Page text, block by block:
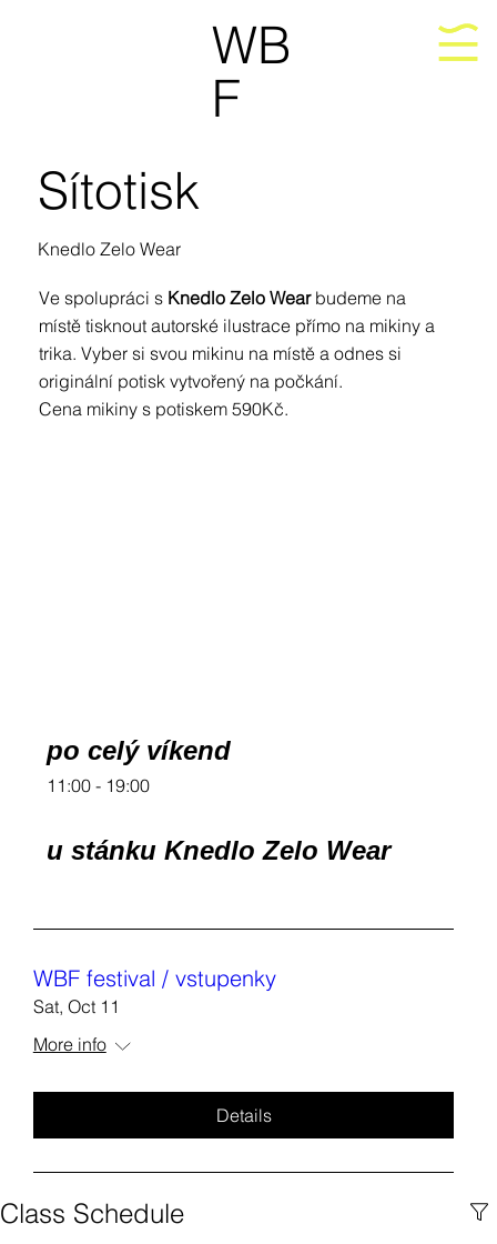
WB
F
Sítotisk
Knedlo Zelo Wear
po celý víkend
11:00 - 19:00
u stánku Knedlo Zelo Wear
Ve spolupráci s Knedlo Zelo Wearbudeme na
místě tisknout autorské ilustrace přímo na mikiny a
trika. Vyber si svou mikinu na místě a odnes si
originální potisk vytvořený na počkání.
Cena mikiny s potiskem 590Kč.
WBF festival / vstupenky
Sat, Oct 11
More info
Details
Class Schedule